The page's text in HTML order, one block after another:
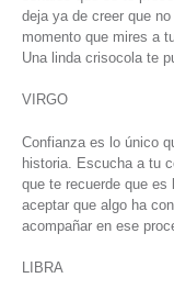
deja ya de creer que
momento que mires a
Una linda crisocola te
VIRGO
Confianza es lo único
historia. Escucha a tu
que te recuerde que es
aceptar que algo ha
acompañar en ese
LIBRA